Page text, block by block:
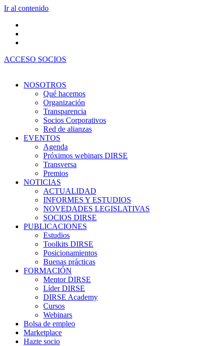
Ir al contenido
ACCESO SOCIOS
NOSOTROS
Qué hacemos
Organización
Transparencia
Socios Corporativos
Red de alianzas
EVENTOS
Agenda
Próximos webinars DIRSE
Transversa
Premios
NOTICIAS
ACTUALIDAD
INFORMES Y ESTUDIOS
NOVEDADES LEGISLATIVAS
SOCIOS DIRSE
PUBLICACIONES
Estudios
Toolkits DIRSE
Posicionamientos
Buenas prácticas
FORMACIÓN
Mentor DIRSE
Líder DIRSE
DIRSE Academy
Cursos
Webinars
Bolsa de empleo
Marketplace
Hazte socio